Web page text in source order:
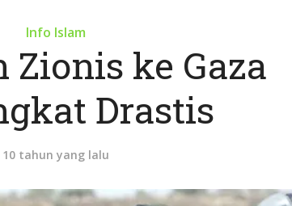
Info Islam
Zionis ke Gaza
Drastis
10 tahun yang lalu